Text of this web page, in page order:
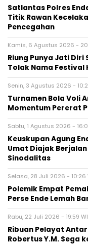
Satlantas Polres
Titik Rawan
Pencegahan
Kamis, 6 Agustus 2026 -
Riung Punya Jati Diri
Tolak Nama Festival
Senin, 3 Agustus 2026 -
Turnamen Bola Voli
Momentum Pererat
Sabtu, 1 Agustus 2026 -
Keuskupan Agung
Umat Diajak
Sinodalitas
Selasa, 28 Juli 2026 - 10:26
Polemik Empat
Perse Ende Lemah
Rabu, 22 Juli 2026 - 19:59
Ribuan Pelayat
Robertus Y.M. Sega